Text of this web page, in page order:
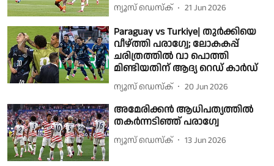
ന്യൂസ് ഡെസ്ക് 21 Jun 2026
Paraguay vs Turkiye| തുര്‍ക്കിയെ
വീഴ്ത്തി പരാഗ്വേ; ലോകകപ്പ്
ചരിത്രത്തിൽ വാ പൊത്തി
മിണ്ടിയതിന് ആദ്യ റെഡ് കാർഡ്
ന്യൂസ് ഡെസ്ക് 20 Jun 2026
അമേരിക്കൻ ആധിപത്യത്തിൽ
തകർന്നടിഞ്ഞ് പരാഗ്വേ
ന്യൂസ് ഡെസ്ക് 13 Jun 2026